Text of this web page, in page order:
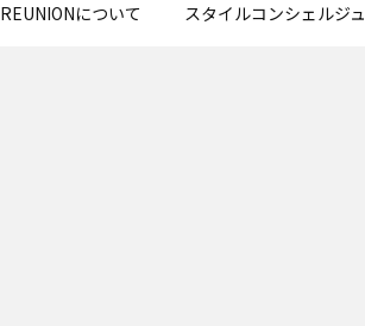
REUNIONについて スタイルコンシェルジュ